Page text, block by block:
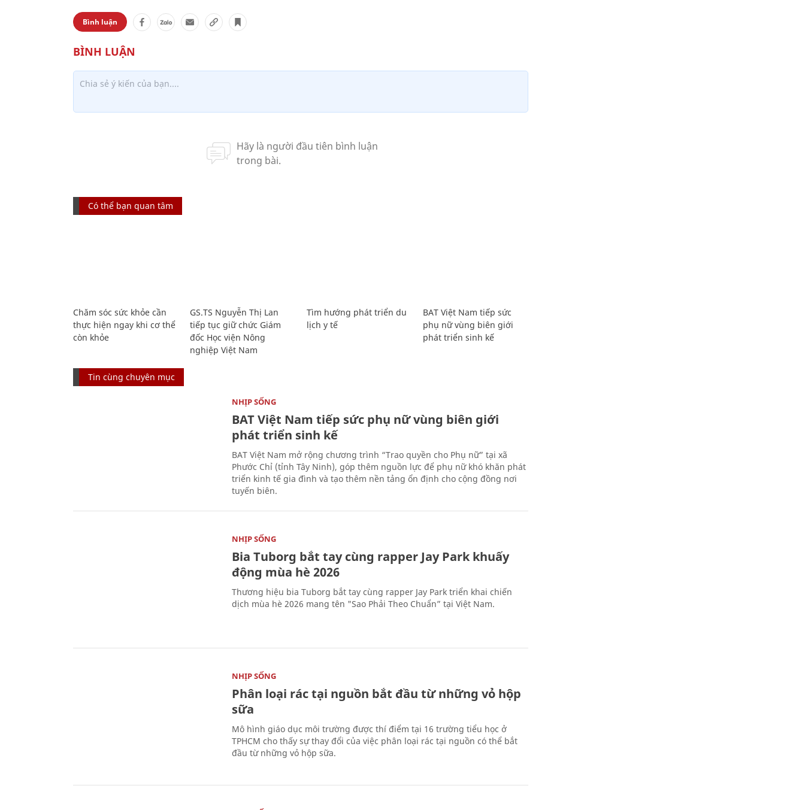
Bình luận
Có thể bạn quan tâm
Chăm sóc sức khỏe cần
thực hiện ngay khi cơ thể
còn khỏe
GS.TS Nguyễn Thị Lan
tiếp tục giữ chức Giám
đốc Học viện Nông
nghiệp Việt Nam
Tìm hướng phát triển du
lịch y tế
BAT Việt Nam tiếp sức
phụ nữ vùng biên giới
phát triển sinh kế
Tin cùng chuyên mục
NHỊP SỐNG
BAT Việt Nam tiếp sức phụ nữ vùng biên giới
phát triển sinh kế
BAT Việt Nam mở rộng chương trình “Trao quyền cho Phụ nữ” tại xã
Phước Chỉ (tỉnh Tây Ninh), góp thêm nguồn lực để phụ nữ khó khăn phát
triển kinh tế gia đình và tạo thêm nền tảng ổn định cho cộng đồng nơi
tuyến biên.
NHỊP SỐNG
Bia Tuborg bắt tay cùng rapper Jay Park khuấy
động mùa hè 2026
Thương hiệu bia Tuborg bắt tay cùng rapper Jay Park triển khai chiến
dịch mùa hè 2026 mang tên "Sao Phải Theo Chuẩn” tại Việt Nam.
NHỊP SỐNG
Phân loại rác tại nguồn bắt đầu từ những vỏ hộp
sữa
Mô hình giáo dục môi trường được thí điểm tại 16 trường tiểu học ở
TPHCM cho thấy sự thay đổi của việc phân loại rác tại nguồn có thể bắt
đầu từ những vỏ hộp sữa.